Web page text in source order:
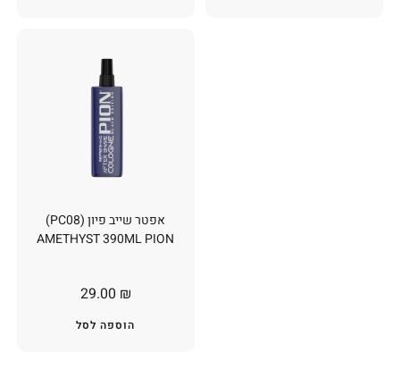
אפטר שייב פיון (PC08)
AMETHYST 390ML PION
29.00 ₪
הוספה לסל